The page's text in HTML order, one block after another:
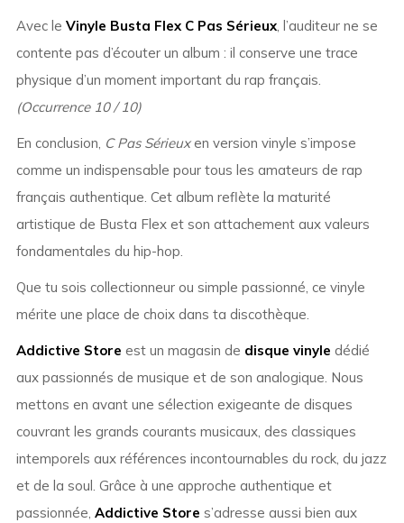
Avec le Vinyle Busta Flex C Pas Sérieux, l’auditeur ne se
contente pas d’écouter un album : il conserve une trace
physique d’un moment important du rap français.
(Occurrence 10 / 10)
En conclusion, C Pas Sérieuxen version vinyle s’impose
comme un indispensable pour tous les amateurs de rap
français authentique. Cet album reflète la maturité
artistique de Busta Flex et son attachement aux valeurs
fondamentales du hip-hop.
Que tu sois collectionneur ou simple passionné, ce vinyle
mérite une place de choix dans ta discothèque.
Addictive Store est un magasin de disque vinyle dédié
aux passionnés de musique et de son analogique. Nous
mettons en avant une sélection exigeante de disques
couvrant les grands courants musicaux, des classiques
intemporels aux références incontournables du rock, du jazz
et de la soul. Grâce à une approche authentique et
passionnée, Addictive Store s’adresse aussi bien aux